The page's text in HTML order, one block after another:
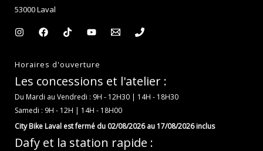
53000 Laval
Horaires d'ouverture
Les concessions et l'atelier :
Du Mardi au Vendredi : 9H - 12H30 | 14H - 18H30
Samedi : 9H - 12H | 14H - 18H00
City Bike Laval est fermé du 02/08/2026 au 17/08/2026 inclus
Dafy et la station rapide :